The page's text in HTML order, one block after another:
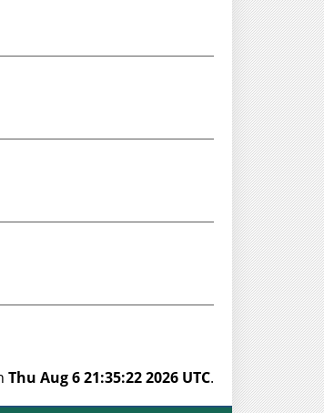
Thu Aug 6 21:35:22 2026 UTC.